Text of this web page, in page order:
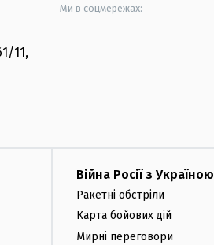
11,
Ми в соцмережах:
Війна Росії з Україною
Ракетні обстріли
Карта бойових дій
Мирні переговори